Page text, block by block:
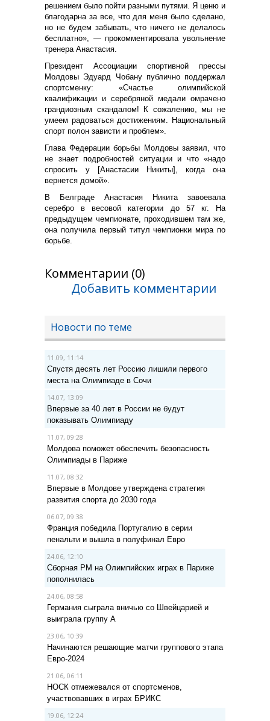
решением было пойти разными путями. Я ценю и
благодарна за все, что для меня было сделано,
но не будем забывать, что ничего не делалось
бесплатно», — прокомментировала увольнение
тренера Анастасия.
Президент Ассоциации спортивной прессы
Молдовы Эдуард Чобану публично поддержал
спортсменку: «Счастье олимпийской
квалификации и серебряной медали омрачено
грандиозным скандалом! К сожалению, мы не
умеем радоваться достижениям. Национальный
спорт полон зависти и проблем».
Глава Федерации борьбы Молдовы заявил, что
не знает подробностей ситуации и что «надо
спросить у [Анастасии Никиты], когда она
вернется домой».
В Белграде Анастасия Никита завоевала
серебро в весовой категории до 57 кг. На
предыдущем чемпионате, проходившем там же,
она получила первый титул чемпионки мира по
борьбе.
Комментарии (0)
Добавить комментарии
Новости по теме
11.09, 11:14
Спустя десять лет Россию лишили первого
места на Олимпиаде в Сочи
14.07, 13:09
Впервые за 40 лет в России не будут
показывать Олимпиаду
11.07, 09:28
Молдова поможет обеспечить безопасность
Олимпиады в Париже
11.07, 08:32
Впервые в Молдове утверждена стратегия
развития спорта до 2030 года
06.07, 09:38
Франция победила Португалию в серии
пенальти и вышла в полуфинал Евро
24.06, 12:10
Сборная РМ на Олимпийских играх в Париже
пополнилась
24.06, 08:58
Германия сыграла вничью со Швейцарией и
выиграла группу A
23.06, 10:39
Начинаются решающие матчи группового этапа
Евро-2024
21.06, 06:11
НОСК отмежевался от спортсменов,
участвовавших в играх БРИКС
19.06, 12:24